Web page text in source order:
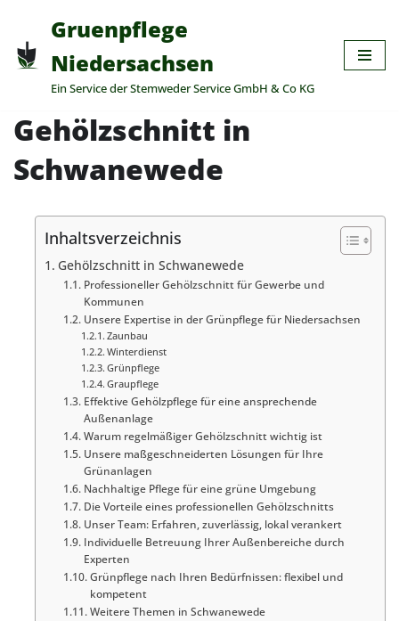
Zum
Inhalt
springen
Gruenpflege
Niedersachsen
Ein Service der Stemweder Service GmbH & Co KG
Gehölzschnitt in
Schwanewede
Inhaltsverzeichnis
Gehölzschnitt in Schwanewede
Professioneller Gehölzschnitt für Gewerbe und
Kommunen
Unsere Expertise in der Grünpflege für Niedersachsen
Zaunbau
Winterdienst
Grünpflege
Graupflege
Effektive Gehölzpflege für eine ansprechende
Außenanlage
Warum regelmäßiger Gehölzschnitt wichtig ist
Unsere maßgeschneiderten Lösungen für Ihre
Grünanlagen
Nachhaltige Pflege für eine grüne Umgebung
Die Vorteile eines professionellen Gehölzschnitts
Unser Team: Erfahren, zuverlässig, lokal verankert
Individuelle Betreuung Ihrer Außenbereiche durch
Experten
Grünpflege nach Ihren Bedürfnissen: flexibel und
kompetent
Weitere Themen in Schwanewede